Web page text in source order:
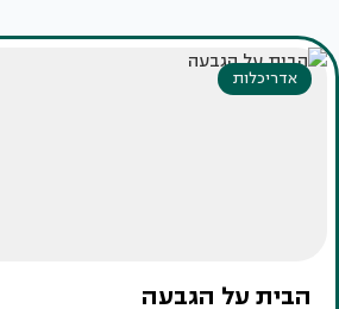
אדריכלות
הבית על הגבעה